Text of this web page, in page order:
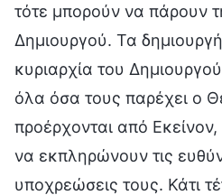
τότε μπορούν να πάρουν
Δημιουργού. Τα
κυριαρχία του
όλα όσα τους παρέχει ο
προέρχονται από Εκείνον,
να εκπληρώνουν τις
υποχρεώσεις τους. Κάτι